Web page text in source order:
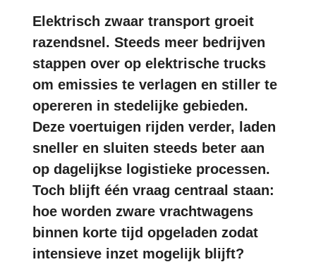
Elektrisch zwaar transport groeit
razendsnel. Steeds meer bedrijven
stappen over op elektrische trucks
om emissies te verlagen en stiller te
opereren in stedelijke gebieden.
Deze voertuigen rijden verder, laden
sneller en sluiten steeds beter aan
op dagelijkse logistieke processen.
Toch blijft één vraag centraal staan:
hoe worden zware vrachtwagens
binnen korte tijd opgeladen zodat
intensieve inzet mogelijk blijft?